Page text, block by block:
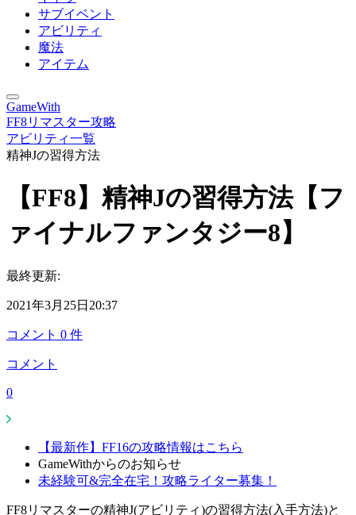
サブイベント
アビリティ
魔法
アイテム
GameWith
FF8リマスター攻略
アビリティ一覧
精神Jの習得方法
【FF8】精神Jの習得方法【フ
ァイナルファンタジー8】
最終更新:
2021年3月25日20:37
コメント 0 件
コメント
0
【最新作】FF16の攻略情報はこちら
GameWithからのお知らせ
未経験可&完全在宅！攻略ライター募集！
FF8リマスターの精神J(アビリティ)の習得方法(入手方法)と